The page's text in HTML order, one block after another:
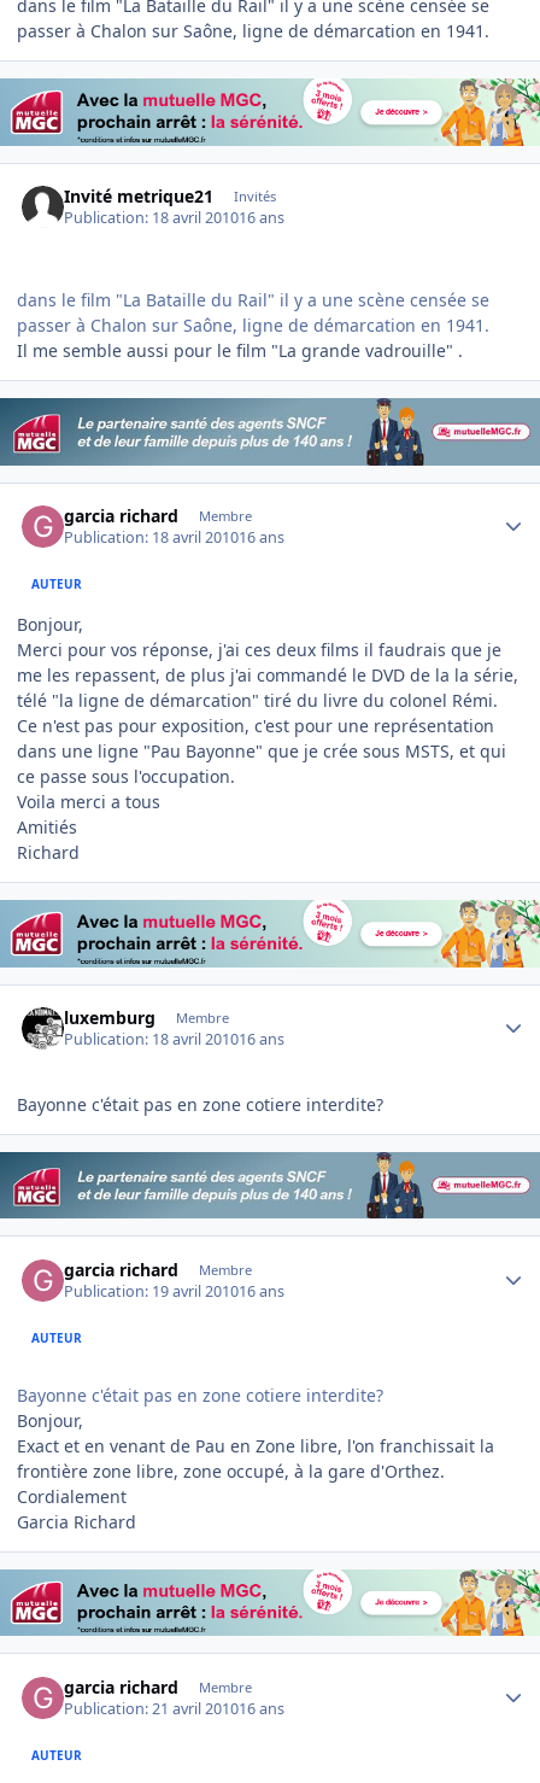
dans le film "La Bataille du Rail" il y a une scène censée se
passer à Chalon sur Saône, ligne de démarcation en 1941.
Invité metrique21 Invités
Publication: 18 avril 201016 ans
dans le film "La Bataille du Rail" il y a une scène censée se
passer à Chalon sur Saône, ligne de démarcation en 1941.
Il me semble aussi pour le film "La grande vadrouille" .
garcia richard Membre
Publication: 18 avril 201016 ans
AUTEUR
Bonjour,
Merci pour vos réponse, j'ai ces deux films il faudrais que je
me les repassent, de plus j'ai commandé le DVD de la la série,
télé "la ligne de démarcation" tiré du livre du colonel Rémi.
Ce n'est pas pour exposition, c'est pour une représentation
dans une ligne "Pau Bayonne" que je crée sous MSTS, et qui
ce passe sous l'occupation.
Voila merci a tous
Amitiés
Richard
luxemburg Membre
Publication: 18 avril 201016 ans
Bayonne c'était pas en zone cotiere interdite?
garcia richard Membre
Publication: 19 avril 201016 ans
AUTEUR
Bayonne c'était pas en zone cotiere interdite?
Bonjour,
Exact et en venant de Pau en Zone libre, l'on franchissait la
frontière zone libre, zone occupé, à la gare d'Orthez.
Cordialement
Garcia Richard
garcia richard Membre
Publication:21 avril 201016 ans
AUTEUR